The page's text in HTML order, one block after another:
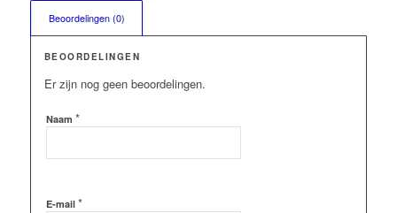
Beoordelingen (0)
BEOORDELINGEN
Er zijn nog geen beoordelingen.
Naam *
E-mail *